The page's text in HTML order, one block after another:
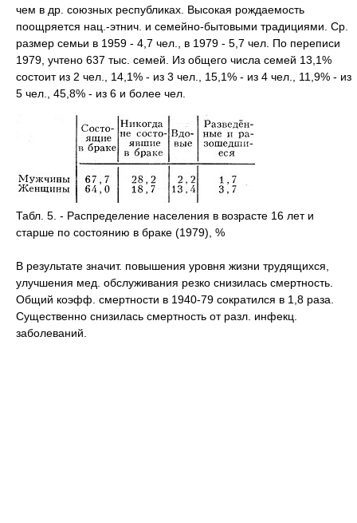
чем в др. союзных республиках. Высокая рождаемость
поощряется нац.-этнич. и семейно-бытовыми традициями. Ср.
размер семьи в 1959 - 4,7 чел., в 1979 - 5,7 чел. По переписи
1979, учтено 637 тыс. семей. Из общего числа семей 13,1%
состоит из 2 чел., 14,1% - из 3 чел., 15,1% - из 4 чел., 11,9% - из
5 чел., 45,8% - из 6 и более чел.
Табл. 5. - Распределение населения в возрасте 16 лет и
старше по состоянию в браке (1979), %
В результате значит. повышения уровня жизни трудящихся,
улучшения мед. обслуживания резко снизилась смертность.
Общий коэфф. смертности в 1940-79 сократился в 1,8 раза.
Существенно снизилась смертность от разл. инфекц.
заболеваний.